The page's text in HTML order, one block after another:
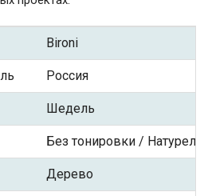
Bironi
Россия
Шедель
Без тонировки /
Дерево